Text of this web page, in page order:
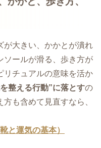
が大きい、かかとが潰れ
ソールが滑る、歩き方が
リチュアルの意味を活か
整える行動”に落とすの
も含めて見直すなら、
と運気の基本）